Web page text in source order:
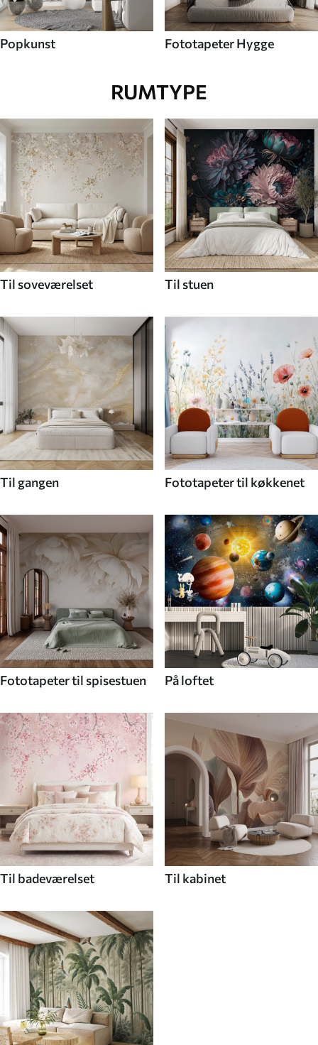
Popkunst Fototapeter Hygge
RUMTYPE
Til soveværelset Til stuen
Til gangen Fototapeter til køkkenet
Fototapeter til spisestuen På loftet
Til badeværelset Til kabinet